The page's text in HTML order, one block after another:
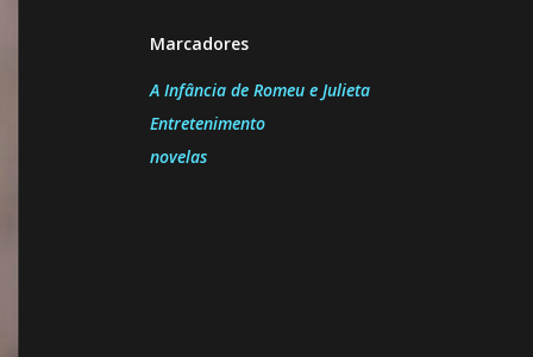
Marcadores
A Infância de Romeu e Julieta
Entretenimento
novelas